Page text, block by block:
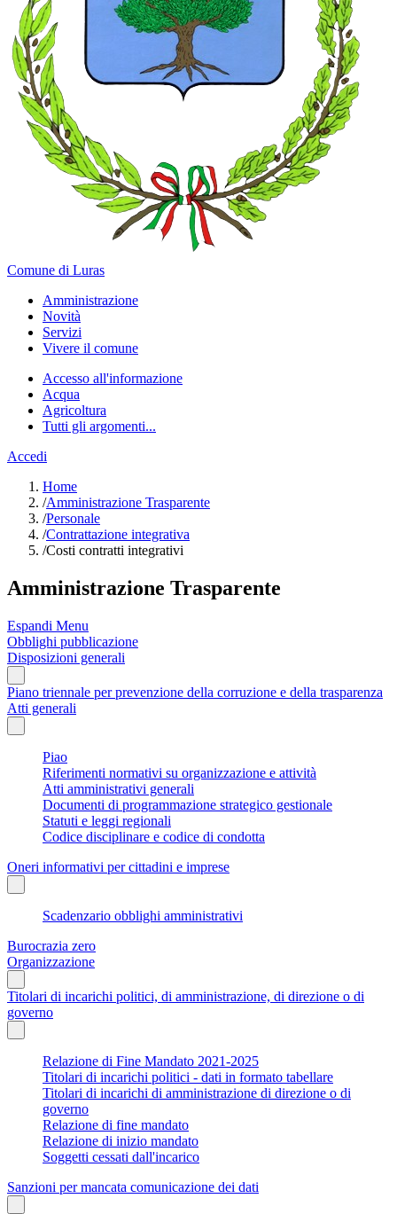
Comune di Luras
Amministrazione
Novità
Servizi
Vivere il comune
Accesso all'informazione
Acqua
Agricoltura
Tutti gli argomenti...
Accedi
Home
/Amministrazione Trasparente
/Personale
/Contrattazione integrativa
/Costi contratti integrativi
Amministrazione Trasparente
Espandi Menu
Obblighi pubblicazione
Disposizioni generali
Piano triennale per prevenzione della corruzione e della trasparenza
Atti generali
Piao
Riferimenti normativi su organizzazione e attività
Atti amministrativi generali
Documenti di programmazione strategico gestionale
Statuti e leggi regionali
Codice disciplinare e codice di condotta
Oneri informativi per cittadini e imprese
Scadenzario obblighi amministrativi
Burocrazia zero
Organizzazione
Titolari di incarichi politici, di amministrazione, di direzione o di
governo
Relazione di Fine Mandato 2021-2025
Titolari di incarichi politici - dati in formato tabellare
Titolari di incarichi di amministrazione di direzione o di
governo
Relazione di fine mandato
Relazione di inizio mandato
Soggetti cessati dall'incarico
Sanzioni per mancata comunicazione dei dati